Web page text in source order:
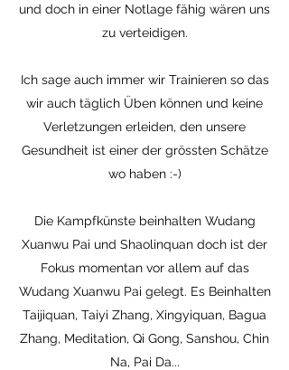
und doch in einer Notlage fähig wären uns
zu verteidigen.
Ich sage auch immer wir Trainieren so das
wir auch täglich Üben können und keine
Verletzungen erleiden, den unsere
Gesundheit ist einer der grössten Schätze
wo haben :-)
Die Kampfkünste beinhalten Wudang
Xuanwu Pai und Shaolinquan doch ist der
Fokus momentan vor allem auf das
Wudang Xuanwu Pai gelegt. Es Beinhalten
Taijiquan, Taiyi Zhang, Xingyiquan, Bagua
Zhang, Meditation, Qi Gong, Sanshou, Chin
Na, Pai Da...